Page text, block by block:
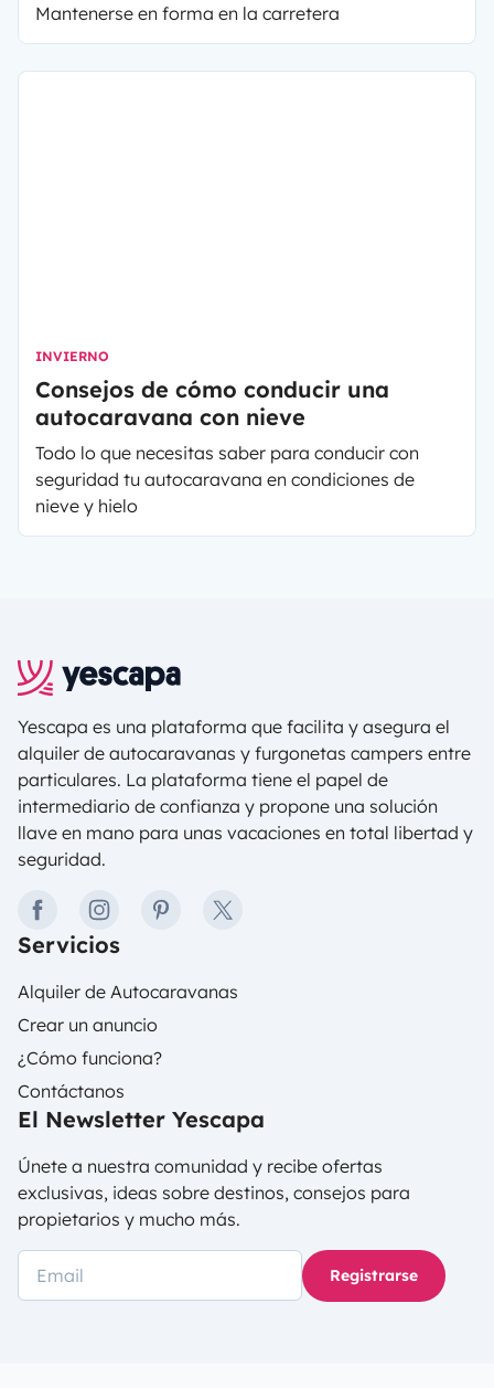
Mantenerse en forma en la carretera
INVIERNO
Consejos de cómo conducir una
autocaravana con nieve
Todo lo que necesitas saber para conducir con
seguridad tu autocaravana en condiciones de
nieve y hielo
Yescapa es una plataforma que facilita y asegura el
alquiler de autocaravanas y furgonetas campers entre
particulares. La plataforma tiene el papel de
intermediario de confianza y propone una solución
llave en mano para unas vacaciones en total libertad y
seguridad.
facebookinstagrampinteresttwitter
Servicios
Alquiler de Autocaravanas
Crear un anuncio
¿Cómo funciona?
Contáctanos
El Newsletter Yescapa
Únete a nuestra comunidad y recibe ofertas
exclusivas, ideas sobre destinos, consejos para
propietarios y mucho más.
Registrarse